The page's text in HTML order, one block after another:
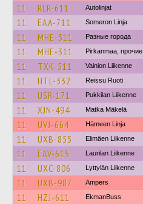
11 RLR-611 Autolinjat
11 EAA-711 Someron Linja
11 MHE-311 Разные города
11 MHE-311 Pirkanmaa, прочие
11 TXK-511 Vainion Liikenne
11 HTL-332 Reissu Ruoti
11 USR-171 Pukkilan Liikenne
11 XJN-494 Matka Mäkelä
11 UVJ-664 Hämeen Linja
11 UXB-855 Elimäen Liikenne
11 EAV-615 Laurilan Liikenne
11 UXC-806 Lyttylän Liikenne
11 UXB-987 Ampers
11 HZJ-611 EkmanBuss